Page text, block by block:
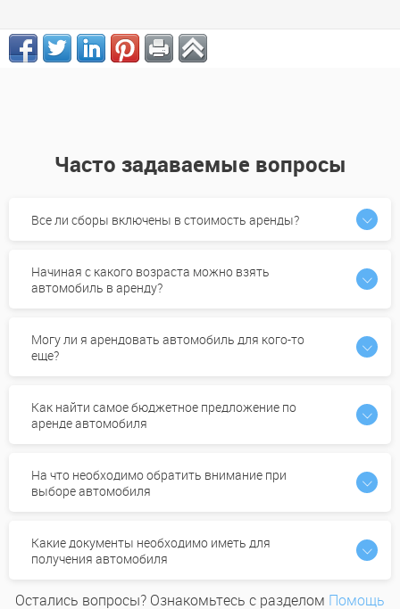
Часто задаваемые вопросы
Все ли сборы включены в стоимость аренды?
Начиная с какого возраста можно взять
автомобиль в аренду?
Могу ли я арендовать автомобиль для кого-то
еще?
Как найти самое бюджетное предложение по
аренде автомобиля
На что необходимо обратить внимание при
выборе автомобиля
Какие документы необходимо иметь для
получения автомобиля
Остались вопросы? Ознакомьтесь с разделом Помощь